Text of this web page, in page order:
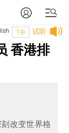
试听
T中
香港排
改变世界格